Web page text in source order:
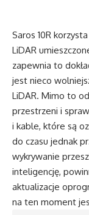
Saros 10R
LiDAR
zapewnia to
jest nieco
LiDAR. Mimo to
przestrzeni i
i kable, które są
do czasu jednak
wykrywanie
inteligencję,
aktualizacje
na ten moment